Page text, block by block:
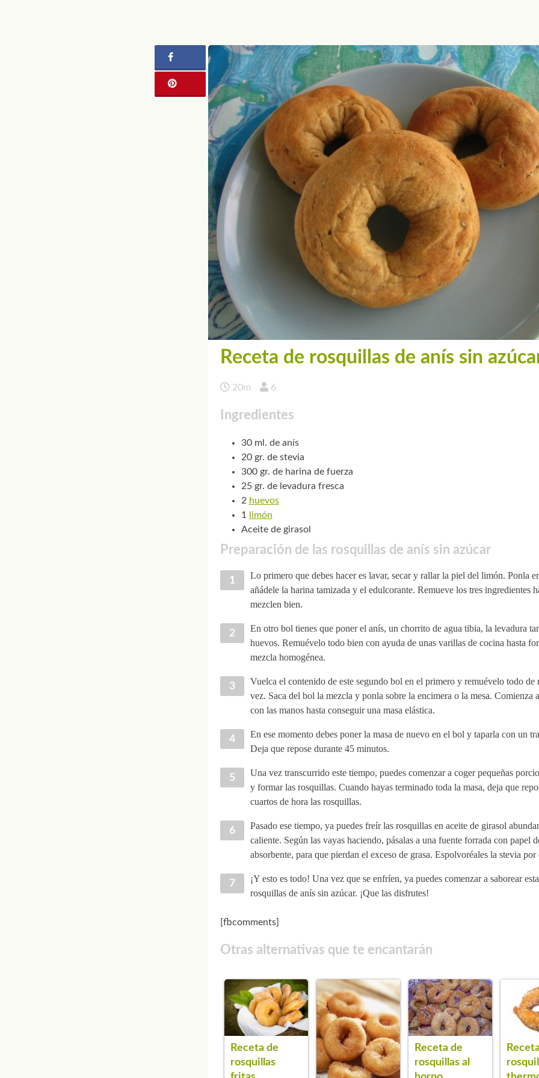
Receta de rosquillas de anís sin
20m 6
Ingredientes
30 ml. de anís
20 gr. de stevia
300 gr. de harina de fuerza
25 gr. de levadura fresca
2 huevos
1 limón
Aceite de girasol
Preparación de las rosquillas de anís sin azúcar
Lo primero que debes hacer es lavar, secar y rallar la piel del limón. Ponla
añádele la harina tamizada y el edulcorante. Remueve los tres ingredientes
mezclen bien.
En otro bol tienes que poner el anís, un chorrito de agua tibia, la levadura
huevos. Remuévelo todo bien con ayuda de unas varillas de cocina hasta
mezcla homogénea.
Vuelca el contenido de este segundo bol en el primero y remuévelo todo de
vez. Saca del bol la mezcla y ponla sobre la encimera o la mesa. Comienza
con las manos hasta conseguir una masa elástica.
En ese momento debes poner la masa de nuevo en el bol y taparla con un
Deja que repose durante 45 minutos.
Una vez transcurrido este tiempo, puedes comenzar a coger pequeñas
y formar las rosquillas. Cuando hayas terminado toda la masa, deja que
cuartos de hora las rosquillas.
Pasado ese tiempo, ya puedes freír las rosquillas en aceite de girasol
caliente. Según las vayas haciendo, pásalas a una fuente forrada con papel
absorbente, para que pierdan el exceso de grasa. Espolvoréales la stevia por
¡Y esto es todo! Una vez que se enfríen, ya puedes comenzar a saborear
rosquillas de anís sin azúcar. ¡Que las disfrutes!
[fbcomments]
Otras alternativas que te encantarán
Receta de
rosquillas
Receta de
rosquillas al